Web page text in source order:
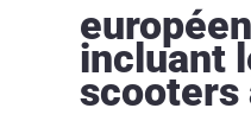
incluant
scooters